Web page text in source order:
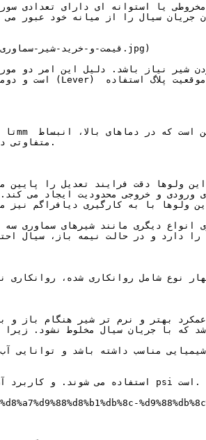
متفاوتی
نوع شامل روانکاری شده،
که با جریان سیال مخلوط نشود. زیرا